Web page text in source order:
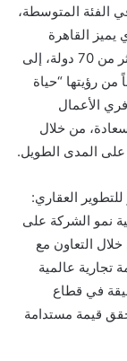
الفئة المتوسطة،
يميز القاهرة
الجديدة. وتدير العلامة أكثر من 620 فندقاً في أكثر من 70 دولة، إلى
من رؤيتها “حياة
الأعمال
من خلال
على المدى الطويل.
العقاري:
نمو الشركة على
التعاون مع
تجارية عالمية
في قطاع
قيمة مستدامة